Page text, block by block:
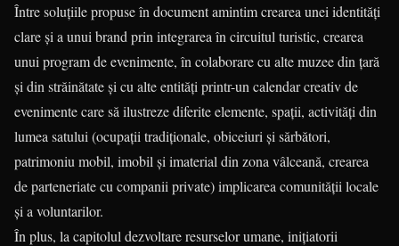
Între soluţiile propuse în document amintim crearea unei identităţi
clare şi a unui brand prin integrarea în circuitul turistic, crearea
unui program de evenimente, în colaborare cu alte muzee din ţară
şi din străinătate şi cu alte entităţi printr-un calendar creativ de
evenimente care să ilustreze diferite elemente, spaţii, activităţi din
lumea satului (ocupaţii tradiţionale, obiceiuri şi sărbători,
patrimoniu mobil, imobil şi imaterial din zona vâlceană, crearea
de parteneriate cu companii private) implicarea comunităţii locale
şi a voluntarilor.
În plus, la capitolul dezvoltare resurselor umane, iniţiatorii